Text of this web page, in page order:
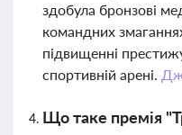
здобула бронзові
командних
підвищенні
спортивній арені.
Що таке премія